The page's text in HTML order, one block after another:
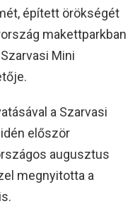
épített örökségét
makettparkban
Mini
a Szarvasi
először
augusztus
megnyitotta a